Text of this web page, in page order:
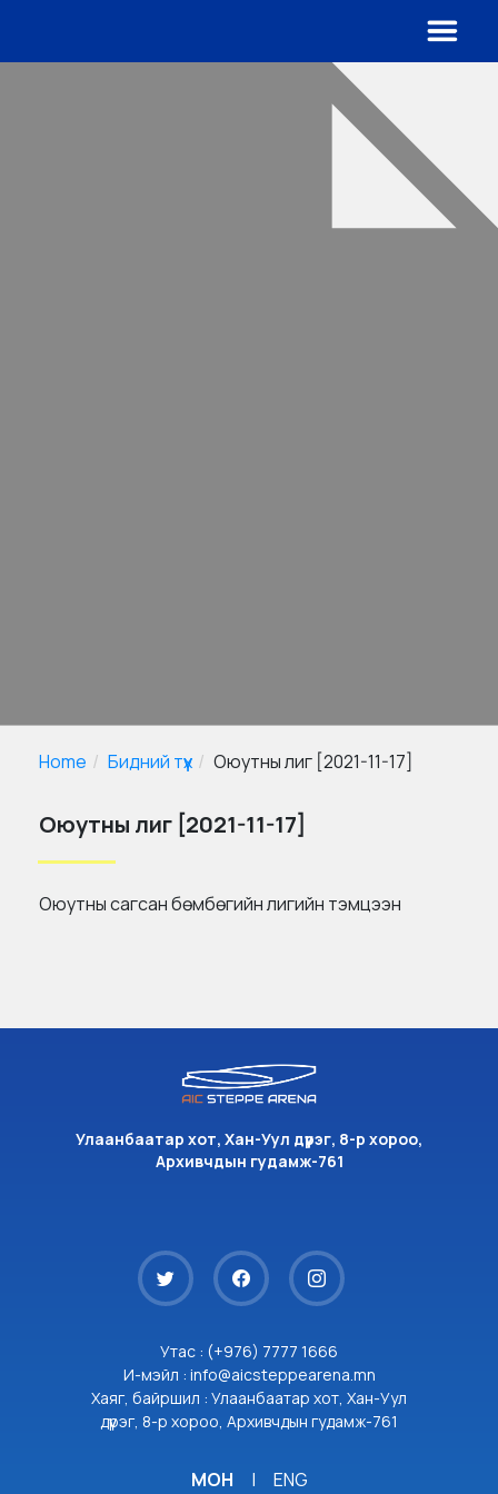
Home Бидний түүх Оюутны лиг [2021-11-17]
Оюутны лиг [2021-11-17]
Оюутны сагсан бөмбөгийн лигийн тэмцээн
Улаанбаатар хот, Хан-Уул дүүрэг, 8-р хороо,
Архивчдын гудамж-761
Утас : (+976) 7777 1666
И-мэйл : info@aicsteppearena.mn
Хаяг, байршил : Улаанбаатар хот, Хан-Уул
дүүрэг, 8-р хороо, Архивчдын гудамж-761
МОН | ENG